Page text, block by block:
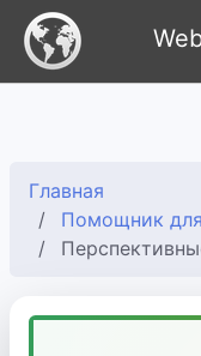
Главная
Помощник
Перспективные